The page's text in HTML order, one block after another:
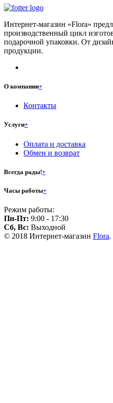
Интернет-магазин «Flora»
производственный цикл
подарочной упаковки. От
продукции.
О компании+
Контакты
Услуги+
Оплата и доставка
Обмен и возврат
Всегда рады!+
Часы работы+
Режим работы:
Пн-Пт: 9:00 - 17:30
Сб, Вс: Выходной
© 2018 Интернет-магазин Flora.